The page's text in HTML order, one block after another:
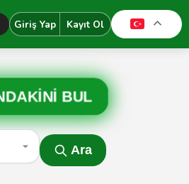
Giriş Yap Kayıt Ol
BUL
Ara